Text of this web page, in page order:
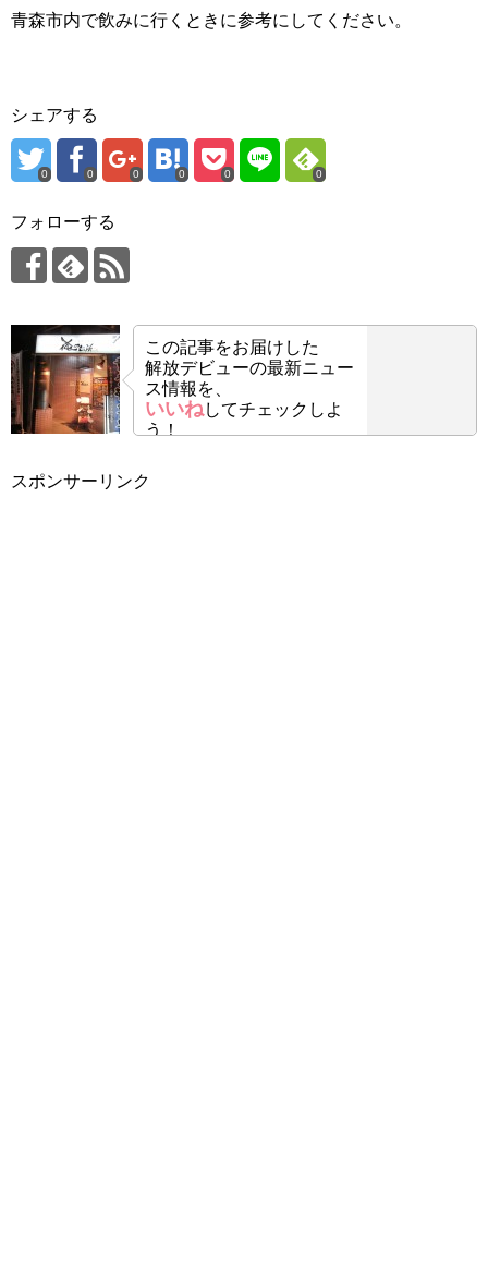
青森市内で飲みに行くときに参考にしてください。
シェアする
0 0 0 0 0 0
フォローする
この記事をお届けした
解放デビューの最新ニュー
ス情報を、
いいねしてチェックしよ
う！
スポンサーリンク